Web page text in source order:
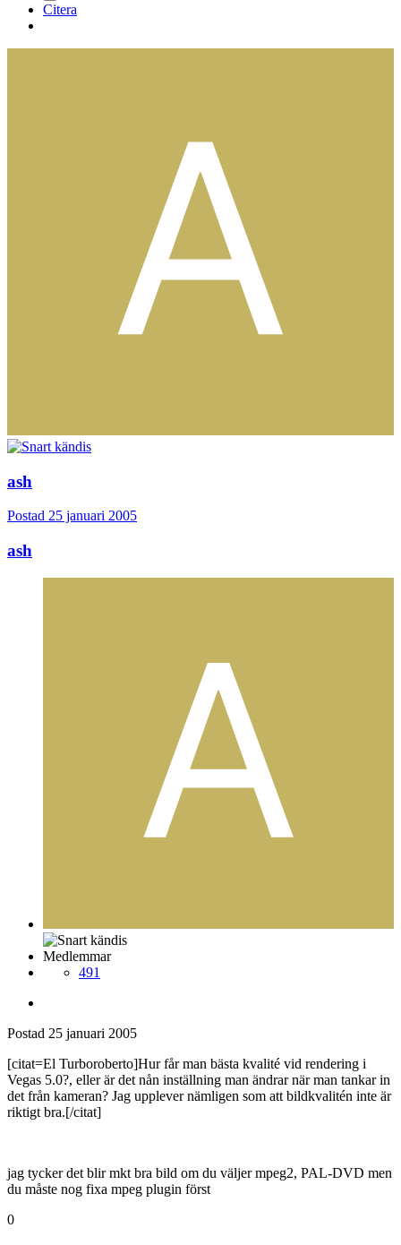
Citera
ash
Postad 25 januari 2005
ash
Medlemmar
491
Postad 25 januari 2005
[citat=El Turboroberto]Hur får man bästa kvalité vid rendering i
Vegas 5.0?, eller är det nån inställning man ändrar när man tankar in
det från kameran? Jag upplever nämligen som att bildkvalitén inte är
riktigt bra.[/citat]
jag tycker det blir mkt bra bild om du väljer mpeg2, PAL-DVD men
du måste nog fixa mpeg plugin först
0